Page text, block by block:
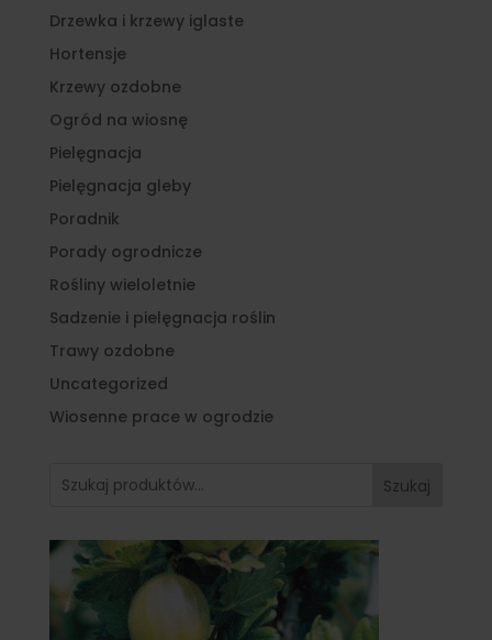
Drzewka i krzewy iglaste
Hortensje
Krzewy ozdobne
Ogród na wiosnę
Pielęgnacja
Pielęgnacja gleby
Poradnik
Porady ogrodnicze
Rośliny wieloletnie
Sadzenie i pielęgnacja roślin
Trawy ozdobne
Uncategorized
Wiosenne prace w ogrodzie
Szukaj